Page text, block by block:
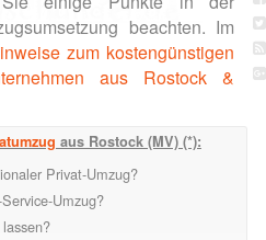
beachten. Im
zum kostengünstigen
aus Rostock &
aus Rostock (MV) (*):
Privat-Umzug?
Umzug?